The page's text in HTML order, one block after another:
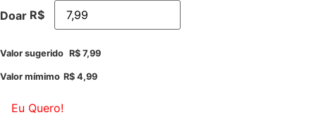
Doar R$
Valor sugerido R$ 7,99
Valor mímimo R$ 4,99
Eu Quero!